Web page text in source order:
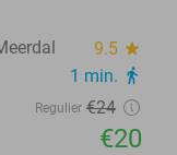
9.5 star
1 min. directions_walk
Regulier €24
€20